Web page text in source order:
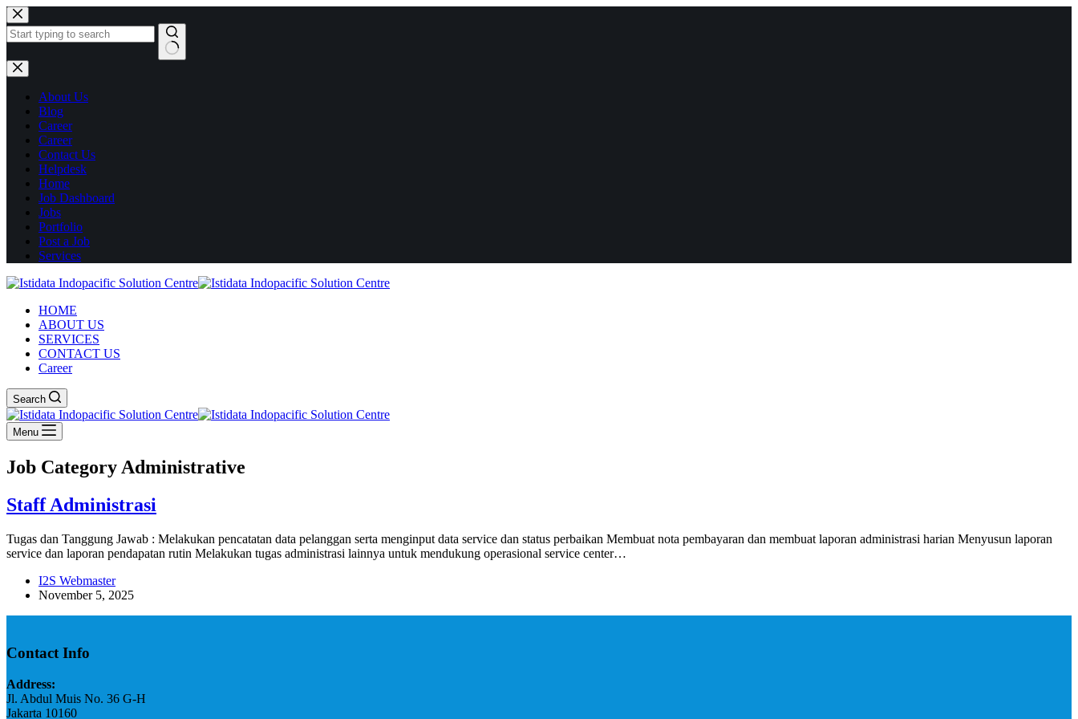
About Us
Blog
Career
Career
Contact Us
Helpdesk
Home
Job Dashboard
Jobs
Portfolio
Post a Job
Services
HOME
ABOUT US
SERVICES
CONTACT US
Career
Search
Menu
Job Category Administrative
Staff Administrasi
Tugas dan Tanggung Jawab : Melakukan pencatatan data pelanggan serta menginput data service dan status perbaikan Membuat nota pembayaran dan membuat laporan administrasi harian Menyusun laporan
service dan laporan pendapatan rutin Melakukan tugas administrasi lainnya untuk mendukung operasional service center…
I2S Webmaster
November 5, 2025
Contact Info
Address:
Jl. Abdul Muis No. 36 G-H
Jakarta 10160